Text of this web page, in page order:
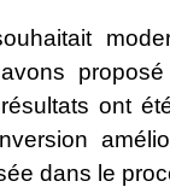
ont
dans le